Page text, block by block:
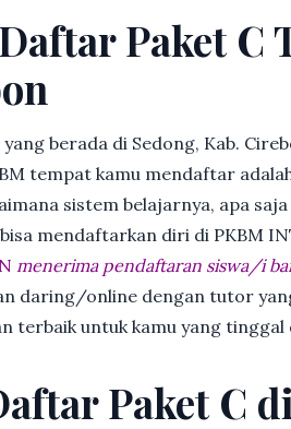
Paket C
berada di Sedong, Kab.
tempat kamu mendaftar
sistem belajarnya, apa
mendaftarkan diri di PKBM
menerima pendaftaran siswa/i
daring/online dengan tutor
terbaik untuk kamu yang tinggal
Paket C